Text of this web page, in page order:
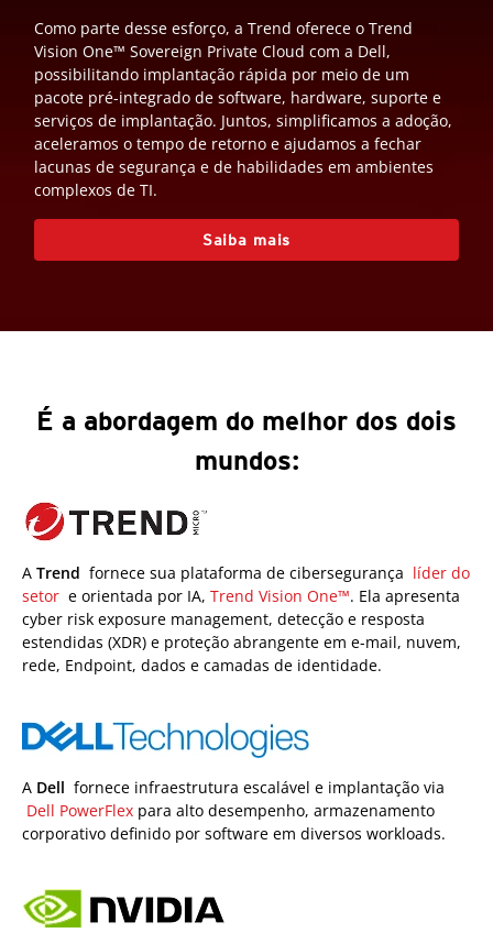
Como parte desse esforço, a Trend oferece o Trend
Vision One™ Sovereign Private Cloud com a Dell,
possibilitando implantação rápida por meio de um
pacote pré-integrado de software, hardware, suporte e
serviços de implantação. Juntos, simplificamos a adoção,
aceleramos o tempo de retorno e ajudamos a fechar
lacunas de segurança e de habilidades em ambientes
complexos de TI.
Saiba mais
É a abordagem do melhor dos dois
mundos:
A Trend fornece sua plataforma de cibersegurança líder do
setor e orientada por IA, Trend Vision One™. Ela apresenta
cyber risk exposure management, detecção e resposta
estendidas (XDR) e proteção abrangente em e-mail, nuvem,
rede, Endpoint, dados e camadas de identidade.
A Dell fornece infraestrutura escalável e implantação via
Dell PowerFlex para alto desempenho, armazenamento
corporativo definido por software em diversos workloads.